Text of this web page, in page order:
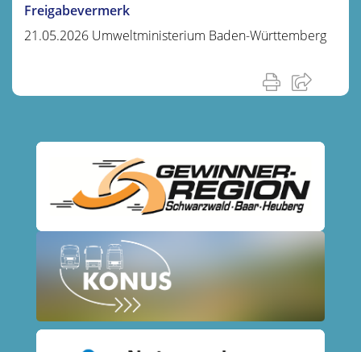
Freigabevermerk
21.05.2026 Umweltministerium Baden-Württemberg